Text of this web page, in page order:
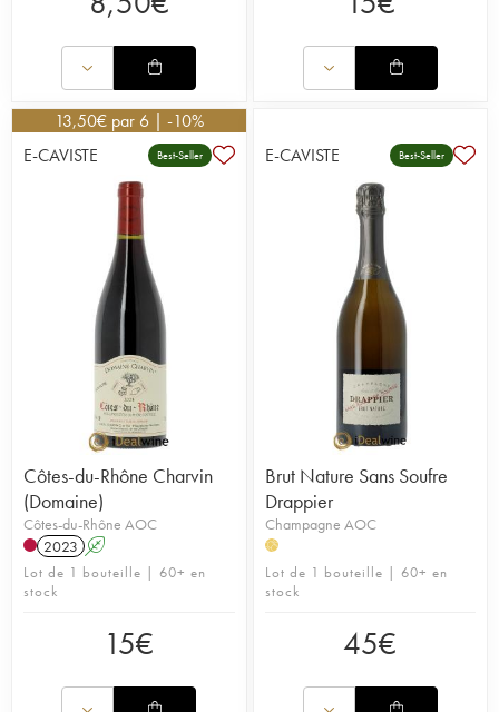
13,50€ par 6 | -10%
E-CAVISTE
Best-Seller
Côtes-du-Rhône Charvin
(Domaine)
Côtes-du-Rhône AOC
2023 A
Lot de 1 bouteille | 60+ en
stock
15€
E-CAVISTE Best-Seller
Brut Nature Sans Soufre
Drappier
Champagne AOC
H
Lot de 1 bouteille | 60+ en
stock
45€